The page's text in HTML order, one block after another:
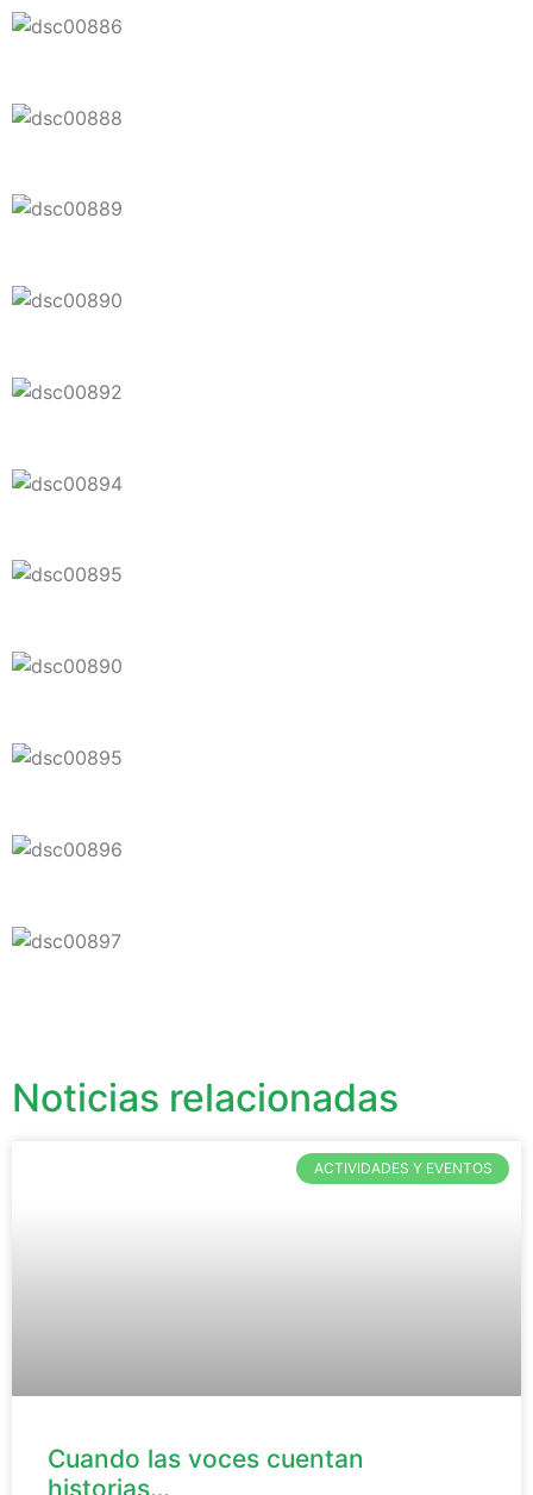
Noticias relacionadas
ACTIVIDADES Y EVENTOS
Cuando las voces cuentan
historias…